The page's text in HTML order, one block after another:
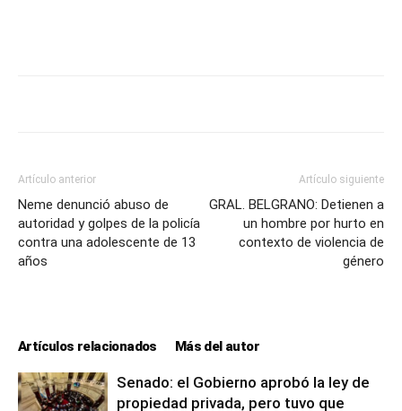
Artículo anterior
Neme denunció abuso de
autoridad y golpes de la policía
contra una adolescente de 13
años
Artículo siguiente
GRAL. BELGRANO: Detienen a
un hombre por hurto en
contexto de violencia de
género
Artículos relacionados Más del autor
Senado: el Gobierno aprobó la ley de
propiedad privada, pero tuvo que